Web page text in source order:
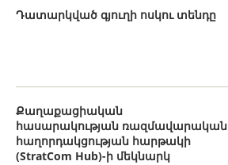
Դատարկված գյուղի ոսկու տենդը
Քաղաքացիական
հասարակության ռազմավարական
հաղորդակցության հարթակի
(StratCom Hub)-ի մեկնարկ